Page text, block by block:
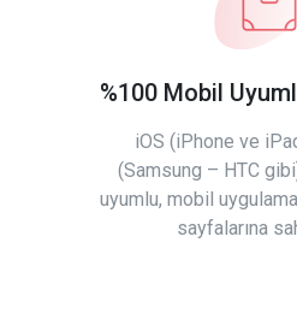
%100 Mobil
iOS (iPhone ve
(Samsung – HTC
uyumlu, mobil
sayfalarına